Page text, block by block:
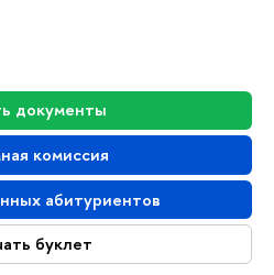
документы
комиссия
абитуриентов
буклет